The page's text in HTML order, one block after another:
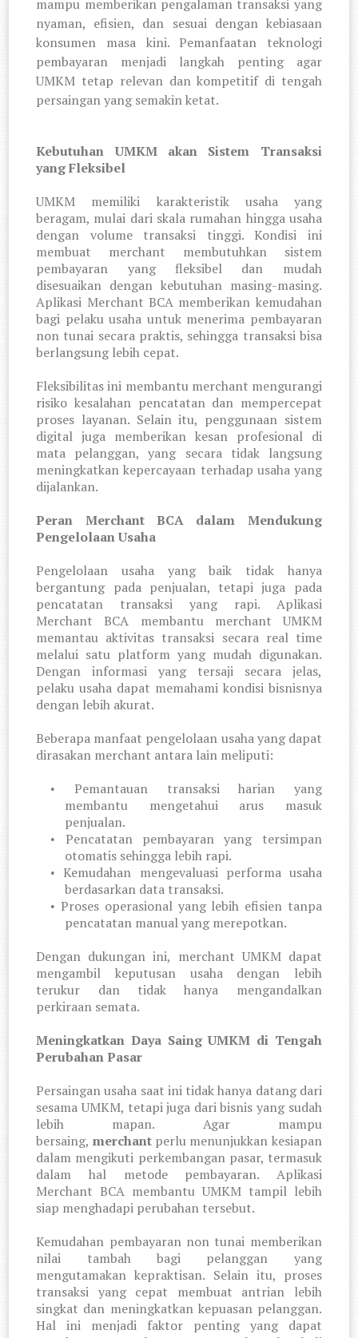
mampu memberikan pengalaman transaksi yang
nyaman, efisien, dan sesuai dengan kebiasaan
konsumen masa kini. Pemanfaatan teknologi
pembayaran menjadi langkah penting agar
UMKM tetap relevan dan kompetitif di tengah
persaingan yang semakin ketat.
Kebutuhan UMKM akan Sistem Transaksi
yang Fleksibel
UMKM memiliki karakteristik usaha yang
beragam, mulai dari skala rumahan hingga usaha
dengan volume transaksi tinggi. Kondisi ini
membuat merchant membutuhkan sistem
pembayaran yang fleksibel dan mudah
disesuaikan dengan kebutuhan masing-masing.
Aplikasi Merchant BCA memberikan kemudahan
bagi pelaku usaha untuk menerima pembayaran
non tunai secara praktis, sehingga transaksi bisa
berlangsung lebih cepat.
Fleksibilitas ini membantu merchant mengurangi
risiko kesalahan pencatatan dan mempercepat
proses layanan. Selain itu, penggunaan sistem
digital juga memberikan kesan profesional di
mata pelanggan, yang secara tidak langsung
meningkatkan kepercayaan terhadap usaha yang
dijalankan.
Peran Merchant BCA dalam Mendukung
Pengelolaan Usaha
Pengelolaan usaha yang baik tidak hanya
bergantung pada penjualan, tetapi juga pada
pencatatan transaksi yang rapi. Aplikasi
Merchant BCA membantu merchant UMKM
memantau aktivitas transaksi secara real time
melalui satu platform yang mudah digunakan.
Dengan informasi yang tersaji secara jelas,
pelaku usaha dapat memahami kondisi bisnisnya
dengan lebih akurat.
Beberapa manfaat pengelolaan usaha yang dapat
dirasakan merchant antara lain meliputi:
• Pemantauan transaksi harian yang
membantu mengetahui arus masuk
penjualan.
• Pencatatan pembayaran yang tersimpan
otomatis sehingga lebih rapi.
• Kemudahan mengevaluasi performa usaha
berdasarkan data transaksi.
• Proses operasional yang lebih efisien tanpa
pencatatan manual yang merepotkan.
Dengan dukungan ini, merchant UMKM dapat
mengambil keputusan usaha dengan lebih
terukur dan tidak hanya mengandalkan
perkiraan semata.
Meningkatkan Daya Saing UMKM di Tengah
Perubahan Pasar
Persaingan usaha saat ini tidak hanya datang dari
sesama UMKM, tetapi juga dari bisnis yang sudah
lebih mapan. Agar mampu
bersaing, merchantperlu menunjukkan kesiapan
dalam mengikuti perkembangan pasar, termasuk
dalam hal metode pembayaran. Aplikasi
Merchant BCA membantu UMKM tampil lebih
siap menghadapi perubahan tersebut.
Kemudahan pembayaran non tunai memberikan
nilai tambah bagi pelanggan yang
mengutamakan kepraktisan. Selain itu, proses
transaksi yang cepat membuat antrian lebih
singkat dan meningkatkan kepuasan pelanggan.
Hal ini menjadi faktor penting yang dapat